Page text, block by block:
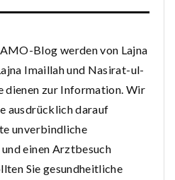
Blog werden von Lajna
Imaillah und Nasirat-ul-
dienen zur Information. Wir
ausdrücklich darauf
unverbindliche
einen Arztbesuch
Sie gesundheitliche